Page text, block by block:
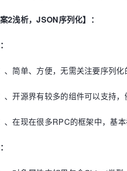
案2浅析，JSON序列化】：
、简单、方便，无需关注要序列化
、开源界有较多的组件可以支持
、在现在很多RPC的框架中，基